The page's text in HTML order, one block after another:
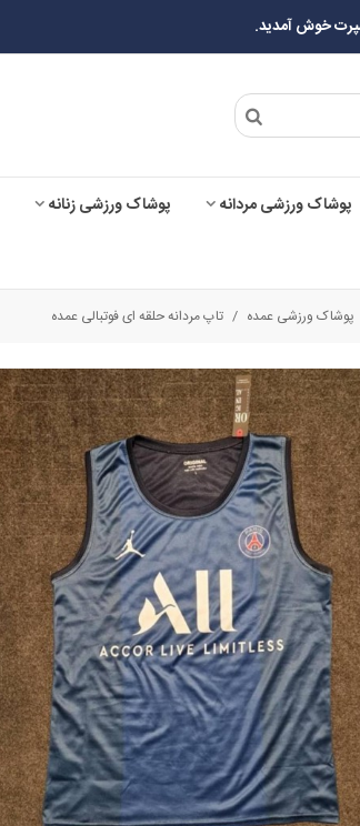
خوش آمدید.
پوشاک ورزشی مردانه پوشاک ورزشی زنانه
پوشاک ورزشی عمده / تاپ مردانه حلقه ای فوتبالی عمده